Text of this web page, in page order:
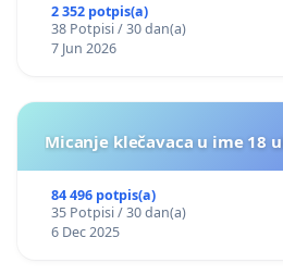
2 352 potpis(a)
38 Potpisi / 30 dan(a)
7 Jun 2026
Micanje klečavaca u ime 18
84 496 potpis(a)
35 Potpisi / 30 dan(a)
6 Dec 2025